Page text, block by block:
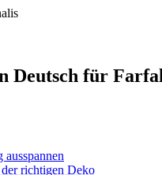
Deutsch für
richtigen Deko